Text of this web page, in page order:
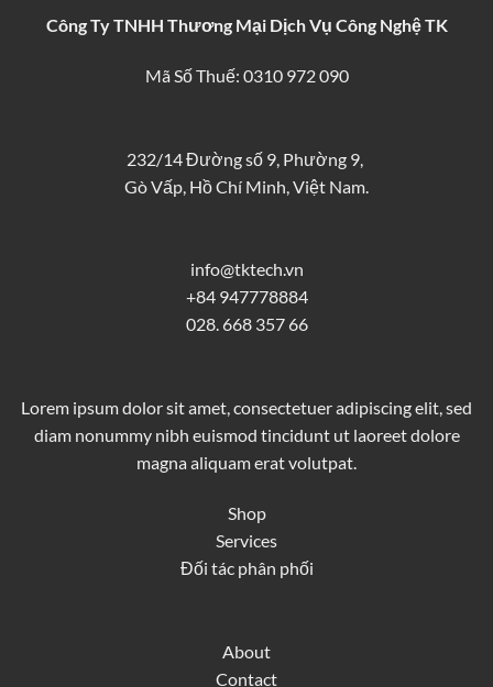
Công Ty TNHH Thương Mại Dịch Vụ Công Nghệ TK
Mã Số Thuế: 0310 972 090
232/14 Đường số 9, Phường 9,
Gò Vấp, Hồ Chí Minh, Việt Nam.
info@tktech.vn
+84 947778884
028. 668 357 66
Lorem ipsum dolor sit amet, consectetuer adipiscing elit, sed
diam nonummy nibh euismod tincidunt ut laoreet dolore
magna aliquam erat volutpat.
Shop
Services
Đối tác phân phối
About
Contact